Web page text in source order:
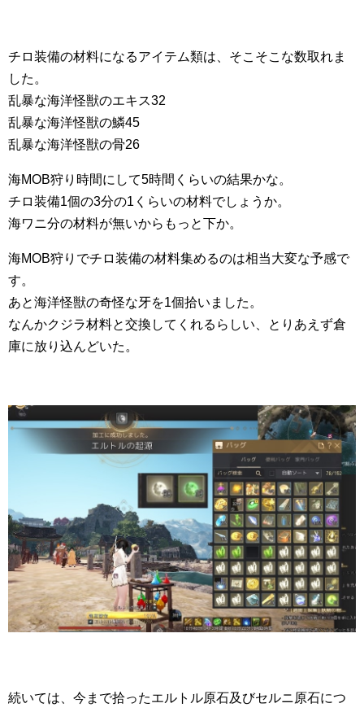
チロ装備の材料になるアイテム類は、そこそこな数取れま
した。
乱暴な海洋怪獣のエキス32
乱暴な海洋怪獣の鱗45
乱暴な海洋怪獣の骨26
海MOB狩り時間にして5時間くらいの結果かな。
チロ装備1個の3分の1くらいの材料でしょうか。
海ワニ分の材料が無いからもっと下か。
海MOB狩りでチロ装備の材料集めるのは相当大変な予感で
す。
あと海洋怪獣の奇怪な牙を1個拾いました。
なんかクジラ材料と交換してくれるらしい、とりあえず倉
庫に放り込んどいた。
続いては、今まで拾ったエルトル原石及びセルニ原石につ